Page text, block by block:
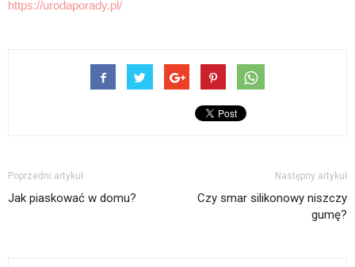
https://urodaporady.pl/
Poprzedni artykuł
Jak piaskować w domu?
Następny artykuł
Czy smar silikonowy niszczy
gumę?